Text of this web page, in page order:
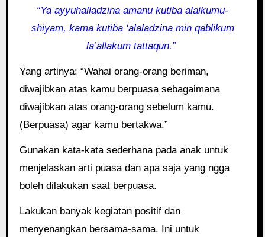
“Ya ayyuhalladzina amanu kutiba alaikumu-
shiyam, kama kutiba ‘alaladzina min qablikum
la’allakum tattaqun.”
Yang artinya: “Wahai orang-orang beriman,
diwajibkan atas kamu berpuasa sebagaimana
diwajibkan atas orang-orang sebelum kamu.
(Berpuasa) agar kamu bertakwa.”
Gunakan kata-kata sederhana pada anak untuk
menjelaskan arti puasa dan apa saja yang ngga
boleh dilakukan saat berpuasa.
Lakukan banyak kegiatan positif dan
menyenangkan bersama-sama. Ini untuk